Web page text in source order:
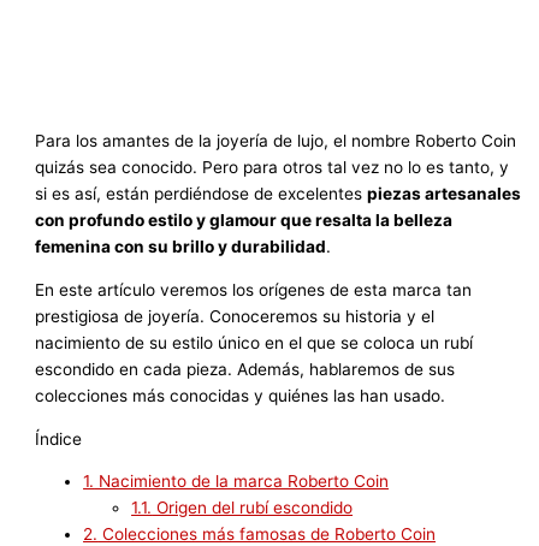
Para los amantes de la joyería de lujo, el nombre Roberto Coin
quizás sea conocido. Pero para otros tal vez no lo es tanto, y
si es así, están perdiéndose de excelentespiezas artesanales
con profundo estilo y glamour que resalta la belleza
femenina con su brillo y durabilidad.
En este artículo veremos los orígenes de esta marca tan
prestigiosa de joyería. Conoceremos su historia y el
nacimiento de su estilo único en el que se coloca un rubí
escondido en cada pieza. Además, hablaremos de sus
colecciones más conocidas y quiénes las han usado.
Índice
1. Nacimiento de la marca Roberto Coin
1.1. Origen del rubí escondido
2. Colecciones más famosas de Roberto Coin